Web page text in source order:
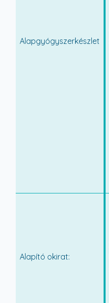
Alapgyógyszerkészlet
Alapító okirat: